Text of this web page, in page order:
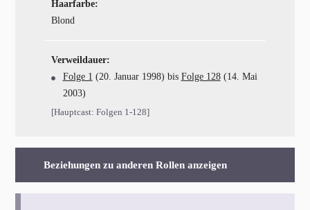
Haarfarbe:
Blond
Verweildauer:
Folge 1 (20. Januar 1998) bis Folge 128(14. Mai
2003)
[Hauptcast: Folgen 1-128]
Beziehungen zu anderen Rollen anzeigen